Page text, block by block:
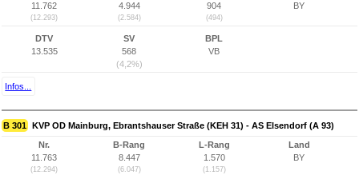
11.762
(12.293)
4.944
(2.584)
904
(494)
BY
DTV
13.535
SV
568
(4,2%)
BPL
VB
Infos...
B 301 KVP OD Mainburg, Ebrantshauser Straße (KEH 31) - AS Elsendorf (A 93)
Nr.
11.763
(12.294)
B-Rang
8.447
(6.047)
L-Rang
1.570
(1.157)
Land
BY